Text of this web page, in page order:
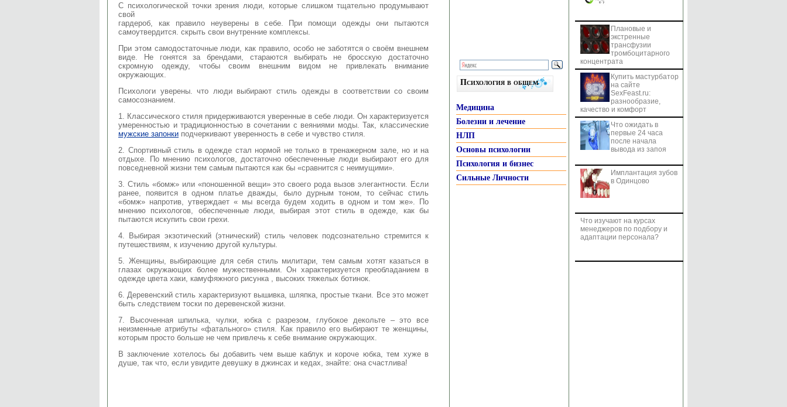
С психологической точки зрения люди, которые слишком тщательно продумывают
свой
гардероб, как правило неуверены в себе. При помощи одежды они пытаются
самоутвердится. скрыть свои внутренние комплексы.
При этом самодостаточные люди, как правило, особо не заботятся о своём внешнем
виде. Не гонятся за брендами, стараются выбирать не бросскую достаточно
скромную одежду, чтобы своим внешним видом не привлекать внимание
окружающих.
Психологи уверены. что люди выбирают стиль одежды в соответствии со своим
самосознанием.
1. Классического стиля придерживаются уверенные в себе люди. Он характеризуется
умеренностью и традиционностью в сочетании с веяниями моды. Так, классические
мужские запонки подчеркивают уверенность в себе и чувство стиля.
2. Спортивный стиль в одежде стал нормой не только в тренажерном зале, но и на
отдыхе. По мнению психологов, достаточно обеспеченные люди выбирают его для
повседневной жизни тем самым пытаются как бы «сравнится с неимущими».
3. Стиль «бомж» или «поношенной вещи» это своего рода вызов элегантности. Если
ранее, появится в одном платье дважды, было дурным тоном, то сейчас стиль
«бомж» напротив, утверждает « мы всегда будем ходить в одном и том же». По
мнению психологов, обеспеченные люди, выбирая этот стиль в одежде, как бы
пытаются искупить свои грехи.
4. Выбирая экзотический (этнический) стиль человек подсознательно стремится к
путешествиям, к изучению другой культуры.
5. Женщины, выбирающие для себя стиль милитари, тем самым хотят казаться в
глазах окружающих более мужественными. Он характеризуется преобладанием в
одежде цвета хаки, камуфяжного рисунка , высоких тяжелых ботинок.
6. Деревенский стиль характеризуют вышивка, шляпка, простые ткани. Все это может
быть следствием тоски по деревенской жизни.
7. Высоченная шпилька, чулки, юбка с разрезом, глубокое декольте – это все
неизменные атрибуты «фатального» стиля. Как правило его выбирают те женщины,
которым просто больше не чем привлечь к себе внимание окружающих.
В заключение хотелось бы добавить чем выше каблук и короче юбка, тем хуже в
душе, так что, если увидите девушку в джинсах и кедах, знайте: она счастлива!
Психология в общем
Медицина
Болезни и лечение
НЛП
Основы психологии
Психология и бизнес
Сильные Личности
Плановые и
экстренные
трансфузии
тромбоцитарного
концентрата
Купить мастурбатор
на сайте
SexFeast.ru:
разнообразие,
качество и комфорт
Что ожидать в
первые 24 часа
после начала
вывода из запоя
Имплантация зубов
в Одинцово
Что изучают на курсах
менеджеров по подбору и
адаптации персонала?